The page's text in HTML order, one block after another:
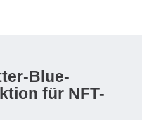
Blue-
für NFT-